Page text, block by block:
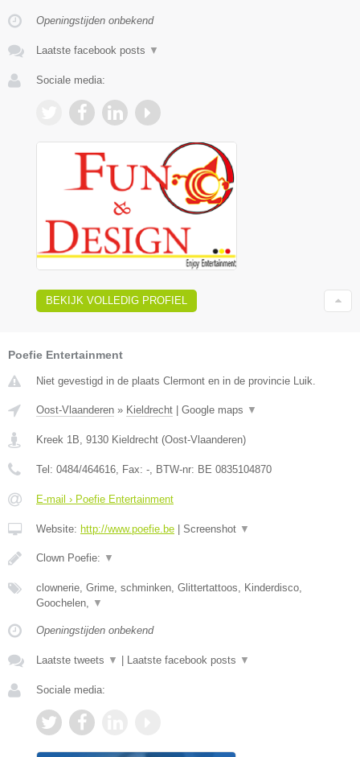
Openingstijden onbekend
Laatste facebook posts ▼
Sociale media:
BEKIJK VOLLEDIG PROFIEL
Poefie Entertainment
Niet gevestigd in de plaats Clermont en in de provincie Luik.
Oost-Vlaanderen » Kieldrecht Google maps ▼
Kreek 1B, 9130 Kieldrecht (Oost-Vlaanderen)
Tel: 0484/464616, Fax: -, BTW-nr: BE 0835104870
E-mail › Poefie Entertainment
Website: http://www.poefie.be Screenshot ▼
Clown Poefie: ▼
clownerie, Grime, schminken, Glittertattoos, Kinderdisco,
Goochelen, ▼
Openingstijden onbekend
Laatste tweets ▼ Laatste facebook posts ▼
Sociale media: